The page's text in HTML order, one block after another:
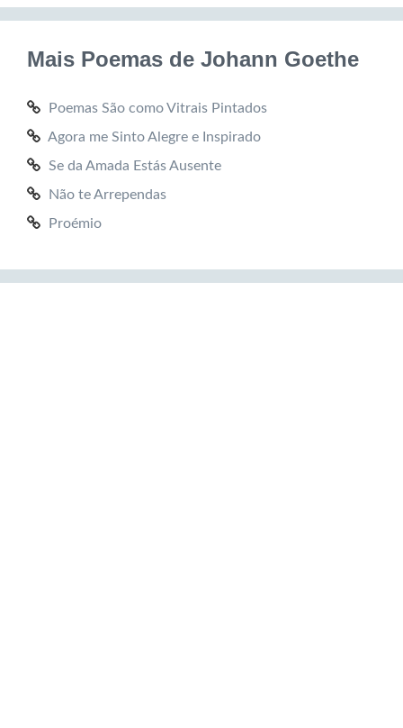
Mais Poemas de Johann Goethe
Poemas São como Vitrais Pintados
Agora me Sinto Alegre e Inspirado
Se da Amada Estás Ausente
Não te Arrependas
Proémio